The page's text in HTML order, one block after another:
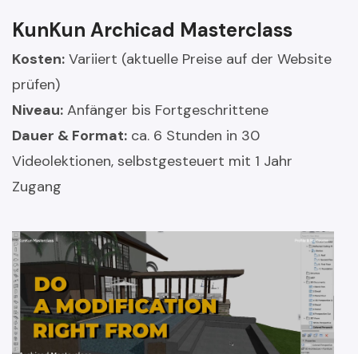
KunKun Archicad Masterclass
Kosten: Variiert (aktuelle Preise auf der Website
prüfen)
Niveau: Anfänger bis Fortgeschrittene
Dauer & Format: ca. 6 Stunden in 30
Videolektionen, selbstgesteuert mit 1 Jahr
Zugang